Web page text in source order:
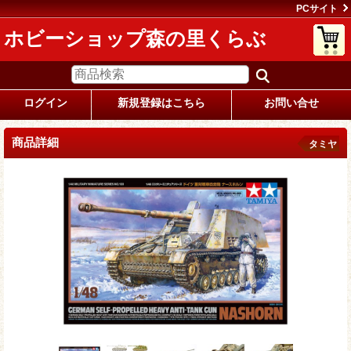
PCサイト
ホビーショップ森の里くらぶ
ログイン 新規登録はこちら お問い合せ
商品詳細 タミヤ